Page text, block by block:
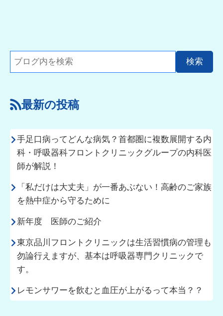
最新の投稿
手足口病ってどんな病気？首都圏に複数展開する内
科・呼吸器科フロントクリニックグループの内科医
師が解説！
「私だけは大丈夫」が一番あぶない！高齢のご家族
を熱中症から守るために
新年度 医師のご紹介
東京品川フロントクリニックは生活習慣病の管理も
勿論行えますが、基本は呼吸器専門クリニックで
す。
レモンサワーを飲むと血圧が上がるって本当？？